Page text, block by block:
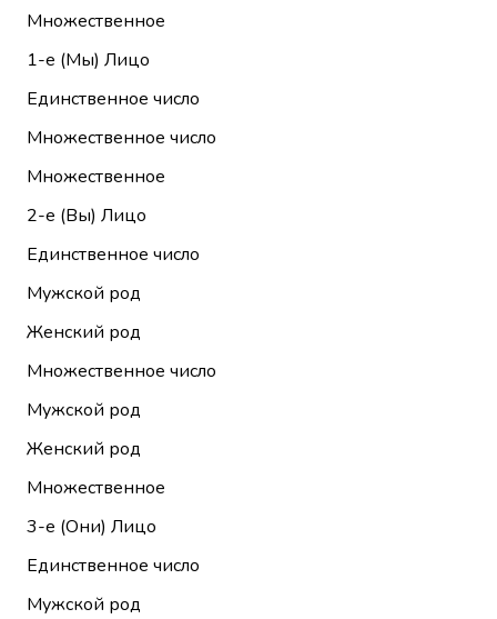
Множественное
1-е (Мы) Лицо
Единственное число
Множественное число
Множественное
2-е (Вы) Лицо
Единственное число
Мужской род
Женский род
Множественное число
Мужской род
Женский род
Множественное
3-е (Они) Лицо
Единственное число
Мужской род